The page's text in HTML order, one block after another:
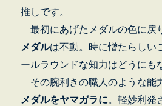
推しです。
最初にあげたメダルの色に戻
メダルは不動。時に憎たらしい
ールラウンドな知力はどうにも
その腕利きの職人のような能
メダルをヤマガラに。軽妙利発